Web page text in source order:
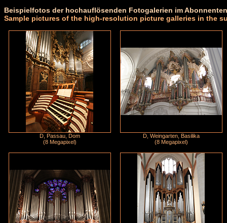
Beispielfotos der hochauflösenden Fotogalerien im
Sample pictures of the high-resolution picture galleries in the
D, Passau, Dom
(8 Megapixel)
D, Weingarten, Basilika
(8 Megapixel)